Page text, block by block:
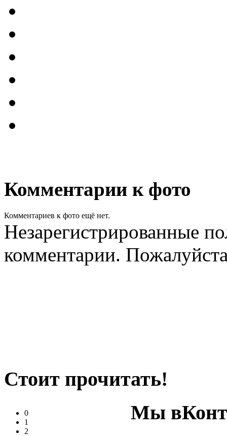
Комментарии к фото
Комментариев к фото ещё нет.
Незарегистрированные
комментарии.
Стоит прочитать!
0
1
2
Мы